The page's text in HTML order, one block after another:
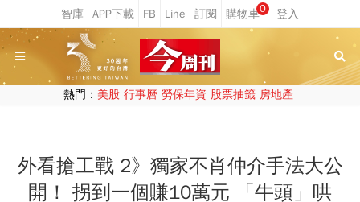
0
熱門： 美股 行事曆 勞保年資 股票抽籤 房地產
外看搶工戰 2》獨家不肖仲介手法大公
開！ 拐到一個賺10萬元 「牛頭」哄